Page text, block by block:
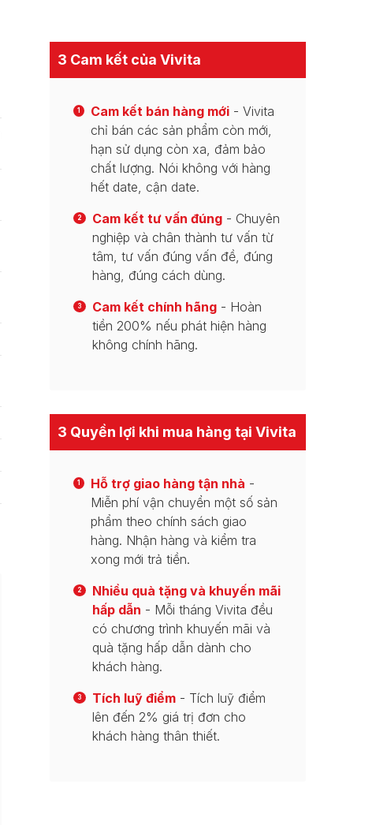
3 Cam kết của Vivita
1 Cam kết bán hàng mới - Vivita
chỉ bán các sản phẩm còn mới,
hạn sử dụng còn xa, đảm bảo
chất lượng. Nói không với hàng
hết date, cận date.
2 Cam kết tư vấn đúng - Chuyên
nghiệp và chân thành tư vấn từ
tâm, tư vấn đúng vấn đề, đúng
hàng, đúng cách dùng.
3 Cam kết chính hãng - Hoàn
tiền 200% nếu phát hiện hàng
không chính hãng.
3 Quyền lợi khi mua hàng tại Vivita
1 Hỗ trợ giao hàng tận nhà -
Miễn phí vận chuyển một số sản
phẩm theo chính sách giao
hàng. Nhận hàng và kiểm tra
xong mới trả tiền.
2
Nhiều quà tặng và khuyến mãi
hấp dẫn - Mỗi tháng Vivita đều
có chương trình khuyến mãi và
quà tặng hấp dẫn dành cho
khách hàng.
3 Tích luỹ điểm - Tích luỹ điểm
lên đến 2% giá trị đơn cho
khách hàng thân thiết.